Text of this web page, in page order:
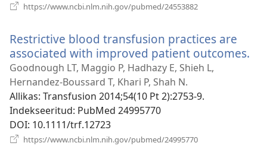
https://www.ncbi.nlm.nih.gov/pubmed/24553882
Restrictive blood transfusion practices are
associated with improved patient outcomes.
Goodnough LT, Maggio P, Hadhazy E, Shieh L,
Hernandez-Boussard T, Khari P, Shah N.
Allikas‎: Transfusion 2014;54(10 Pt 2):2753-9.
Indekseeritud‎: PubMed 24995770
DOI‎: 10.1111/trf.12723
https://www.ncbi.nlm.nih.gov/pubmed/24995770